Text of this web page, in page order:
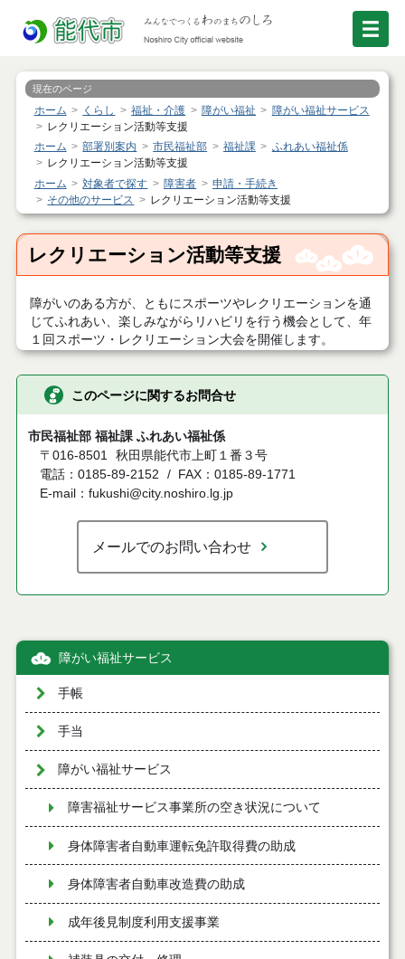
現在のページ
ホーム くらし 福祉・介護 障がい福祉
障がい福祉サービス
レクリエーション活動等支援
ホーム
部署別案内 市民福祉部 福祉課
ふれあい福祉係
レクリエーション活動等支援
ホーム
対象者で探す 障害者
申請・手続き
その他のサービス
レクリエーション活動等支援
レクリエーション活動等支援
障がいのある方が、ともにスポーツやレクリエーションを通
じてふれあい、楽しみながらリハビリを行う機会として、年
１回スポーツ・レクリエーション大会を開催します。
このページに関するお問合せ
市民福祉部 福祉課 ふれあい福祉係
〒016-8501 秋田県能代市上町１番３号
電話：0185-89-2152
FAX：0185-89-1771
E-mail：fukushi@city.noshiro.lg.jp
メールでのお問い合わせ
障がい福祉サービス
手帳
手当
障がい福祉サービス
障害福祉サービス事業所の空き状況について
身体障害者自動車運転免許取得費の助成
身体障害者自動車改造費の助成
成年後見制度利用支援事業